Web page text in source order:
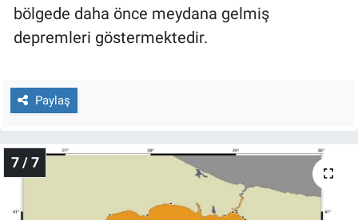
bölgede daha önce meydana gelmiş
depremleri göstermektedir.
Paylaş
7 / 7